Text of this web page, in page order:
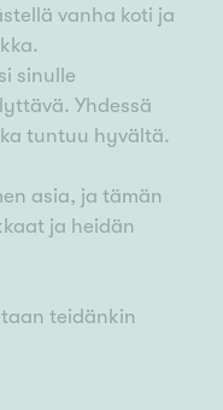
vanha koti ja
sinulle
Yhdessä
tuntuu hyvältä.
asia, ja tämän
ja heidän
teidänkin